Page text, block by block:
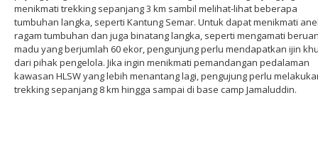
menikmati trekking sepanjang 3 km sambil melihat-lihat beberapa
tumbuhan langka, seperti Kantung Semar. Untuk dapat menikmati
ragam tumbuhan dan juga binatang langka, seperti mengamati
madu yang berjumlah 60 ekor, pengunjung perlu mendapatkan ijin
dari pihak pengelola. Jika ingin menikmati pemandangan pedalaman
kawasan HLSW yang lebih menantang lagi, pengujung perlu
trekking sepanjang 8 km hingga sampai di base camp Jamaluddin.